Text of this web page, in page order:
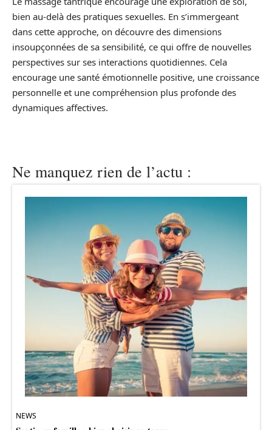
bien au-delà des pratiques sexuelles. En s’immergeant
dans cette approche, on découvre des dimensions
insoupçonnées de sa sensibilité, ce qui offre de nouvelles
perspectives sur ses interactions quotidiennes. Cela
encourage une santé émotionnelle positive, une croissance
personnelle et une compréhension plus profonde des
dynamiques affectives.
Ne manquez rien de l’actu :
NEWS